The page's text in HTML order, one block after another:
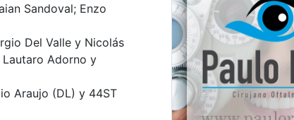
Sandoval; Enzo
Del Valle y Nicolás
Lautaro Adorno y
Araujo (DL) y 44ST